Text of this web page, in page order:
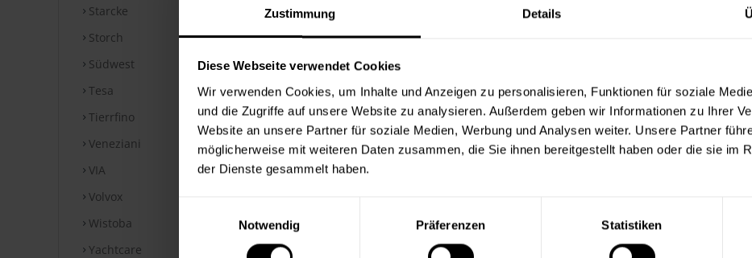
Zustimmung Details
Diese Webseite verwendet Cookies
Wir verwenden Cookies, um Inhalte und Anzeigen zu personalisieren, Funktionen für soziale
und die Zugriffe auf unsere Website zu analysieren. Außerdem geben wir Informationen zu Ihrer
Website an unsere Partner für soziale Medien, Werbung und Analysen weiter. Unsere Partner
möglicherweise mit weiteren Daten zusammen, die Sie ihnen bereitgestellt haben oder die sie im
der Dienste gesammelt haben.
Notwendig
Präferenzen Statistiken
Starcke
Storch
Südwest
Tesa
Tierrfino
Veneziani
VIA
Volvox
Wistoba
Yachtcare
8,49 €
Inhalt: 1 Stück
5,49 €
Inhalt: 1 Stück
1,99
Inhalt: